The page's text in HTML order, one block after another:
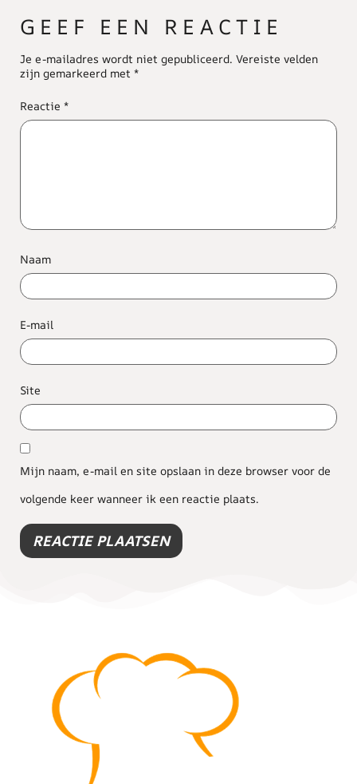
GEEF EEN REACTIE
Je e-mailadres wordt niet gepubliceerd. Vereiste velden
zijn gemarkeerd met *
Reactie *
Naam
E-mail
Site
Mijn naam, e-mail en site opslaan in deze browser voor de
volgende keer wanneer ik een reactie plaats.